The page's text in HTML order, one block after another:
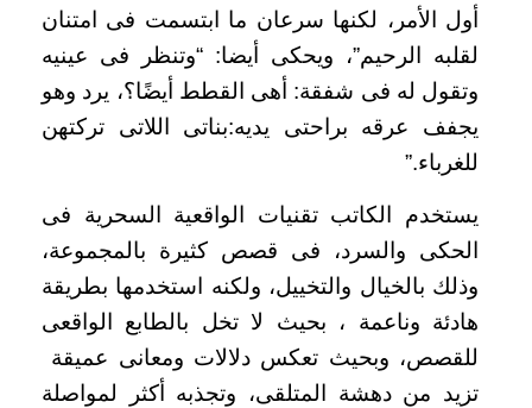
أول الأمر، لكنها سرعان ما ابتسمت فى امتنان
لقلبه الرحيم”، ويحكى أيضا: “وتنظر فى عينيه
وتقول له فى شفقة: أهى القطط أيضًا؟، يرد وهو
يجفف عرقه براحتى يديه:بناتى اللاتى تركتهن
للغرباء.”
يستخدم الكاتب تقنيات الواقعية السحرية فى
الحكى والسرد، فى قصص كثيرة بالمجموعة،
وذلك بالخيال والتخييل، ولكنه استخدمها بطريقة
هادئة وناعمة ، بحيث لا تخل بالطابع الواقعى
للقصص، وبحيث تعكس دلالات ومعانى عميقة
تزيد من دهشة المتلقى، وتجذبه أكثر لمواصلة